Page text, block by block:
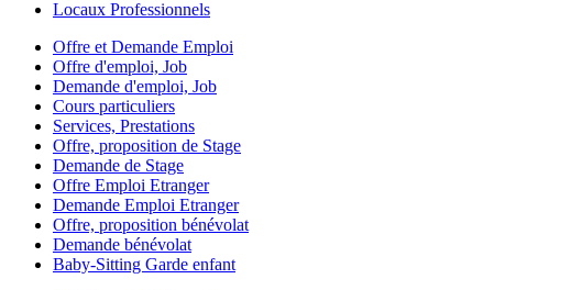
Locaux Professionnels
Offre et Demande Emploi
Offre d'emploi, Job
Demande d'emploi, Job
Cours particuliers
Services, Prestations
Offre, proposition de Stage
Demande de Stage
Offre Emploi Etranger
Demande Emploi Etranger
Offre, proposition bénévolat
Demande bénévolat
Baby-Sitting Garde enfant